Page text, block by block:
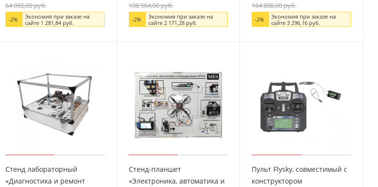
64 092,00руб.
-2%
Экономия при заказе на
сайте 1 281,84руб.
108 564,00руб.
-2%
Экономия при заказе на
сайте 2 171,28руб.
164 808,00руб.
-2%
Экономия при заказе на
сайте3 296,16 руб.
Стенд лабораторный
«Диагностика и ремонт
Стенд-планшет
«Электроника, автоматика и
Пульт Flysky, совместимый с
конструктором